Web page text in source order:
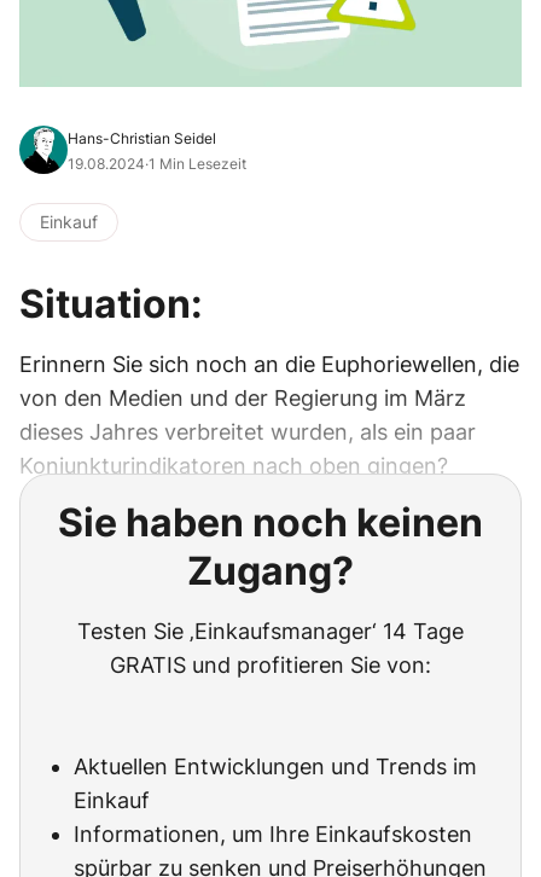
Hans-Christian Seidel
19.08.2024·1 Min Lesezeit
Einkauf
Situation:
Erinnern Sie sich noch an die Euphoriewellen, die
von den Medien und der Regierung im März
dieses Jahres verbreitet wurden, als ein paar
Konjunkturindikatoren nach oben gingen?
Sie haben noch keinen
Zugang?
Testen Sie ‚Einkaufsmanager‘ 14 Tage
GRATIS und profitieren Sie von:
Aktuellen Entwicklungen und Trends im
Einkauf
Informationen, um Ihre Einkaufskosten
spürbar zu senken und Preiserhöhungen